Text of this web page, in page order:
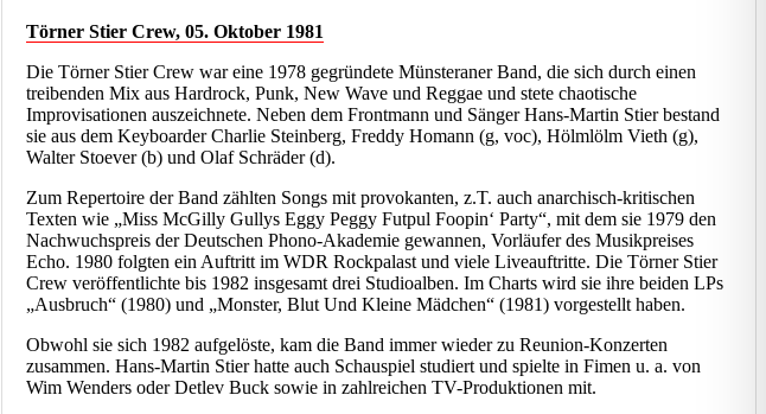
Törner Stier Crew, 05. Oktober 1981
Die Törner Stier Crew war eine 1978 gegründete Münsteraner Band, die sich durch einen
treibenden Mix aus Hardrock, Punk, New Wave und Reggae und stete chaotische
Improvisationen auszeichnete. Neben dem Frontmann und Sänger Hans-Martin Stier bestand
sie aus dem Keyboarder Charlie Steinberg, Freddy Homann (g, voc), Hölmlölm Vieth (g),
Walter Stoever (b) und Olaf Schräder (d).
Zum Repertoire der Band zählten Songs mit provokanten, z.T. auch anarchisch-kritischen
Texten wie „Miss McGilly Gullys Eggy Peggy Futpul Foopin‘ Party“, mit dem sie 1979 den
Nachwuchspreis der Deutschen Phono-Akademie gewannen, Vorläufer des Musikpreises
Echo. 1980 folgten ein Auftritt im WDR Rockpalast und viele Liveauftritte. Die Törner Stier
Crew veröffentlichte bis 1982 insgesamt drei Studioalben. Im Charts wird sie ihre beiden LPs
„Ausbruch“ (1980) und „Monster, Blut Und Kleine Mädchen“ (1981) vorgestellt haben.
Obwohl sie sich 1982 aufgelöste, kam die Band immer wieder zu Reunion-Konzerten
zusammen. Hans-Martin Stier hatte auch Schauspiel studiert und spielte in Fimen u. a. von
Wim Wenders oder Detlev Buck sowie in zahlreichen TV-Produktionen mit.